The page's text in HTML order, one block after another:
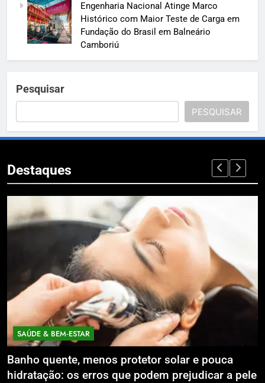
Engenharia Nacional Atinge Marco
Histórico com Maior Teste de Carga em
Fundação do Brasil em Balneário
Camboriú
Pesquisar
PESQUISAR
Destaques
SAÚDE & BEM‑ESTAR
quente, menos protetor solar e pouca
os erros que podem prejudicar a pele